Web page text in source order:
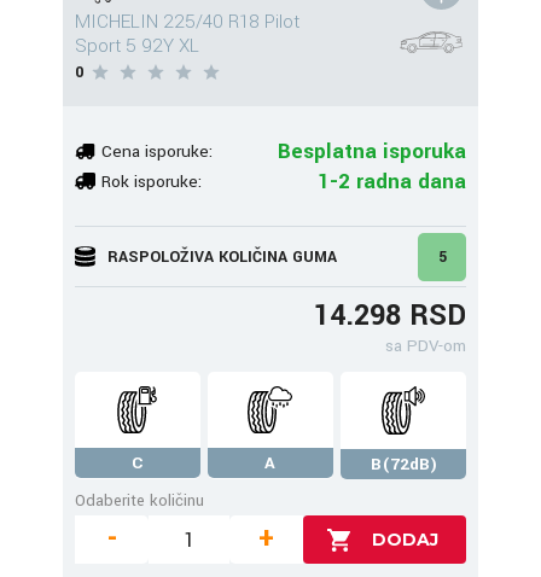
MICHELIN 225/40 R18 Pilot
Sport 5 92Y XL
0
Cena isporuke: Besplatna isporuka
Rok isporuke: 1-2 radna dana
RASPOLOŽIVA KOLIČINA GUMA 5
14.298 RSD
sa PDV-om
C A
B(72dB)
Odaberite količinu
- +